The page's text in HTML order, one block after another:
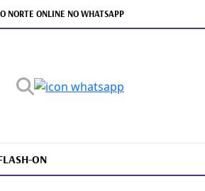
NORTE ONLINE NO WHATSAPP
ON